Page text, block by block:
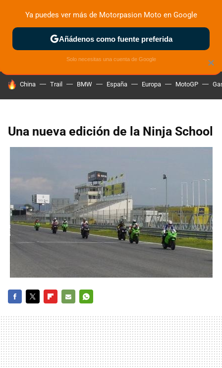
ZONA DE PRUEBAS DEPORTIVAS MOTOS ELÉCTRICAS
HOY SE HABLA DE
China Trail BMW España Europa MotoGP
Una nueva edición de la Ninja School
MAIL
×
Ya puedes ver más de Motorpasion Moto en Google
Añádenos como fuente preferida
Solo necesitas una cuenta de Google